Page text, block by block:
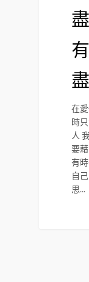
在
時
人
要
有
自
思...